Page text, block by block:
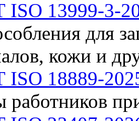
13999-3-
для
кожи и
18889-
работников